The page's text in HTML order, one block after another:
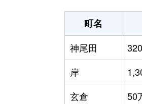
町名
神尾田
岸
玄倉
50